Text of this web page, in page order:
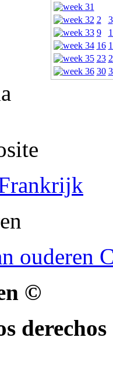
2
3
9
16
23
30
ouderen
©